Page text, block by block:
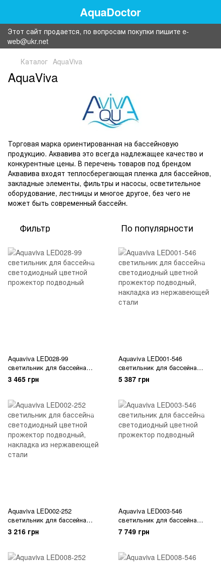
AquaDoctor
Этот сайт продается, по вопросам покупки пишите e-
web@ukr.net
Каталог AquaViva
AquaViva
Торговая марка ориентированная на бассейновую
продукцию. Аквавива это всегда надлежащее качество и
конкурентные цены. В перечень товаров под брендом
Аквавива входят теплосберегающая пленка для бассейнов,
закладные элементы, фильтры и насосы, осветительное
оборудование, лестницы и многое другое, без чего не
может быть современный бассейн.
Фильтр По популярности
Aquaviva LED028-99
светильник для бассейна
светодиодный цветной
прожектор подводный
3 465 грн
Aquaviva LED001-546
светильник для бассейна
светодиодный цветной
прожектор подводный,
стали
5 387 грн
Aquaviva LED002-252
cветильник для бассейна
светодиодный цветной
прожектор подводный,
стали
3 216 грн
Aquaviva LED003-546
cветильник для бассейна
светодиодный цветной
прожектор подводный
7 749 грн